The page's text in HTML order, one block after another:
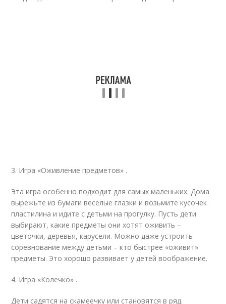
3. Игра «Оживление предметов» .
Эта игра особенно подходит для самых маленьких. Дома
вырежьте из бумаги веселые глазки и возьмите кусочек
пластилина и идите с детьми на прогулку. Пусть дети
выбирают, какие предметы они хотят оживить –
цветочки, деревья, карусели. Можно даже устроить
соревнование между детьми – кто быстрее «оживит»
предметы. Это хорошо развивает у детей воображение.
4. Игра «Колечко» .
Дети садятся на скамеечку или становятся в ряд.